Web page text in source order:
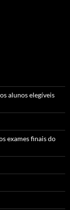
alunos elegíveis
exames finais do